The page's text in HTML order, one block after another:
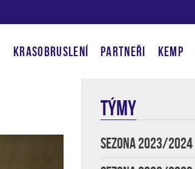
KRASOBRUSLENÍ PARTNEŘI KEMP
TÝMY
SEZONA 2023/2024